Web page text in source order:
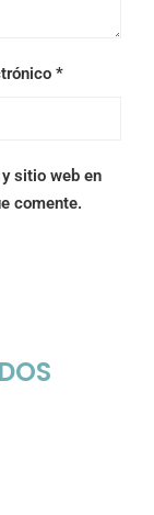
*
sitio web en
comente.